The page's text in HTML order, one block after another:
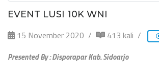
EVENT LUSI 10K WNI
15 November 2020 413 kali
Presented By : Disporapar Kab. Sidoarjo